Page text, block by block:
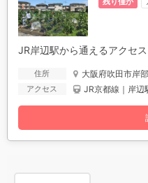
JR岸辺駅から通えるアクセ
住所 大阪府吹田市岸
アクセス JR京都線｜岸辺